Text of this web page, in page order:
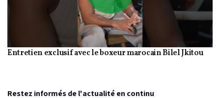
Play
Video
Entretien exclusif avec le boxeur marocain Bilel Jkitou
Restez informés de l'actualité en continu